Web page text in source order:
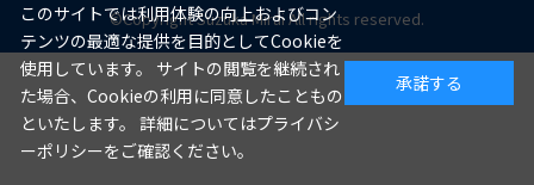
©Copyright Suzuka Mirai All rights reserved.
このサイトでは利用体験の向上およびコン
テンツの最適な提供を目的としてCookieを
使用しています。 サイトの閲覧を継続され
た場合、Cookieの利用に同意したこともの
といたします。 詳細についてはプライバシ
ーポリシーをご確認ください。
承諾する